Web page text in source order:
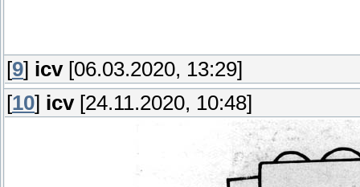
[9] icv[06.03.2020, 13:29]
[10] icv[24.11.2020, 10:48]